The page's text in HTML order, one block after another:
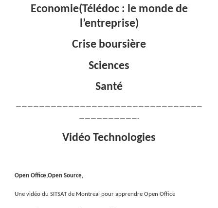
Economie(Télédoc : le monde de
l’entreprise)
Crise boursière
Sciences
Santé
————————————————————————————————
——————————-
Vidéo Technologies
Open Office,Open Source,
Une vidéo du SITSAT de Montreal pour apprendre Open Office